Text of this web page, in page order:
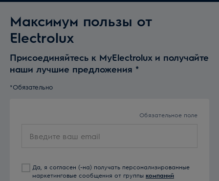
Максимум пользы от
Electrolux
Присоединяйтесь к MyElectrolux и получайте
наши лучшие предложения *
*Обязательно
Обязательное поле
ваш
Да, я согласен (-на) получать персонализированные
маркетинговые сообщения от группы компаний